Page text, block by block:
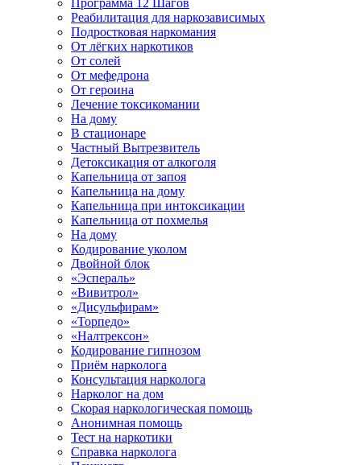
Программа 12 Шагов
Реабилитация для наркозависимых
Подростковая наркомания
От лёгких наркотиков
От солей
От мефедрона
От героина
Лечение токсикомании
На дому
В стационаре
Частный Вытрезвитель
Детоксикация от алкоголя
Капельница от запоя
Капельница на дому
Капельница при интоксикации
Капельница от похмелья
На дому
Кодирование уколом
Двойной блок
«Эспераль»
«Вивитрол»
«Дисульфирам»
«Торпедо»
«Налтрексон»
Кодирование гипнозом
Приём нарколога
Консультация нарколога
Нарколог на дом
Скорая наркологическая помощь
Анонимная помощь
Тест на наркотики
Справка нарколога